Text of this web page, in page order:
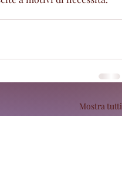
Mostra tutti